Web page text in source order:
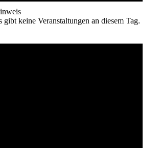
gibt keine Veranstaltungen an diesem Tag.